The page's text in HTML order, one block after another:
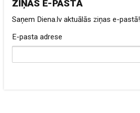
ZIŅAS E-PASTĀ
Saņem Diena.lv aktuālās ziņas e-pastā!
E-pasta adrese